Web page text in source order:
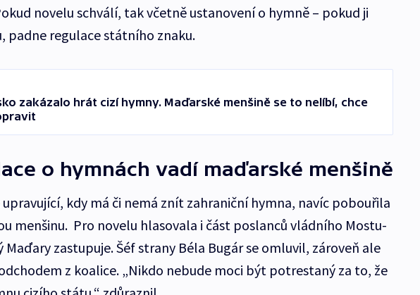
novelu schválí, tak včetně ustanovení o hymně – pokud ji
padne regulace státního znaku.
zakázalo hrát cizí hymny. Maďarské menšině se to nelíbí, chce
o hymnách vadí maďarské menšině
upravující, kdy má či nemá znít zahraniční hymna, navíc pobouřila
menšinu. Pro novelu hlasovala i část poslanců vládního Mostu-
Maďary zastupuje. Šéf strany Béla Bugár se omluvil, zároveň ale
z koalice. „Nikdo nebude moci být potrestaný za to, že